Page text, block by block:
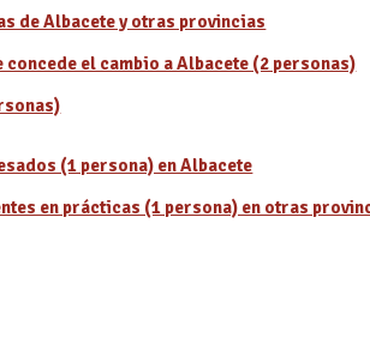
de Albacete y otras provincias
el cambio a Albacete (2 personas)
(1 persona) en Albacete
en prácticas (1 persona) en otras